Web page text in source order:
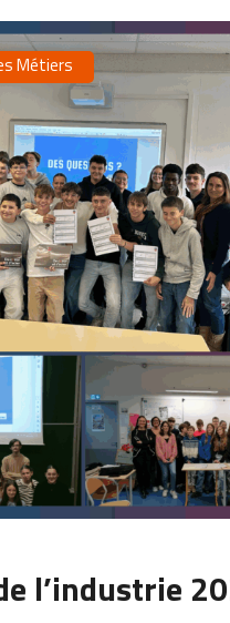
Métiers
l’industrie